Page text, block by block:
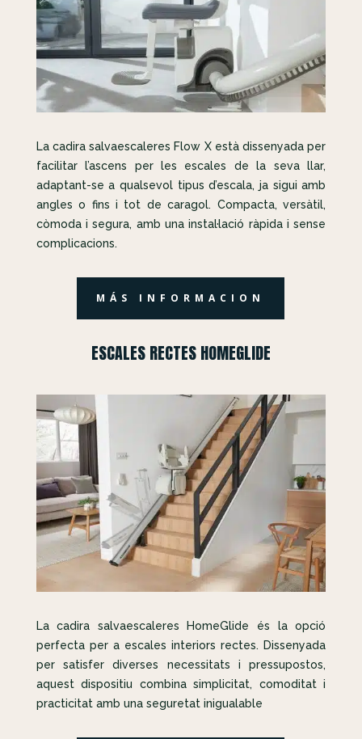
La cadira salvaescaleres Flow X està dissenyada per
facilitar l’ascens per les escales de la seva llar,
adaptant-se a qualsevol tipus d’escala, ja sigui amb
angles o fins i tot de caragol. Compacta, versàtil,
còmoda i segura, amb una instal·lació ràpida i sense
complicacions.
MÁS INFORMACION
ESCALES RECTES HOMEGLIDE
La cadira salvaescaleres HomeGlide és la opció
perfecta per a escales interiors rectes. Dissenyada
per satisfer diverses necessitats i pressupostos,
aquest dispositiu combina simplicitat, comoditat i
practicitat amb una seguretat inigualable